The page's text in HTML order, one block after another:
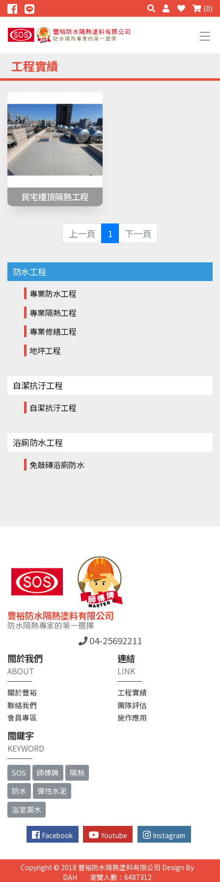
(0)
工程實績
民宅樓頂隔熱工程
上一頁 1 下一頁
防水工程
專業防水工程
專業隔熱工程
專業修繕工程
地坪工程
自潔抗汙工程
自潔抗汙工程
浴廁防水工程
免敲磚浴廁防水
豐裕防水隔熱塗料有限公司
防水隔熱專家的第一選擇
04-25692211
關於我們
ABOUT
關於豐裕
聯絡我們
會員專區
連結
LINK
工程實績
團隊評估
施作應用
關鍵字
KEYWORD
SOS 師傅牌
隔熱
防水
彈性水泥
浴室漏水
Facebook Youtube Instagram
Copyright © 2018 豐裕防水隔熱塗料有限公司 Design By
DAH
瀏覽人數：6487312